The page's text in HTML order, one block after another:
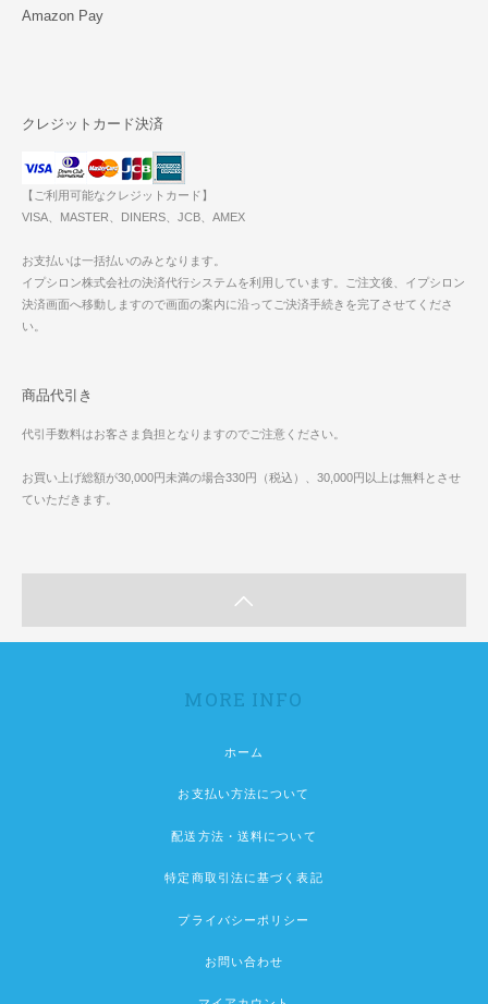
Amazon Pay
クレジットカード決済
【ご利用可能なクレジットカード】
VISA、MASTER、DINERS、JCB、AMEX
お支払いは一括払いのみとなります。
イプシロン株式会社の決済代行システムを利用しています。ご注文後、イプシロン
決済画面へ移動しますので画面の案内に沿ってご決済手続きを完了させてくださ
い。
商品代引き
代引手数料はお客さま負担となりますのでご注意ください。
お買い上げ総額が30,000円未満の場合330円（税込）、30,000円以上は無料とさせ
ていただきます。
MORE INFO
ホーム
お支払い方法について
配送方法・送料について
特定商取引法に基づく表記
プライバシーポリシー
お問い合わせ